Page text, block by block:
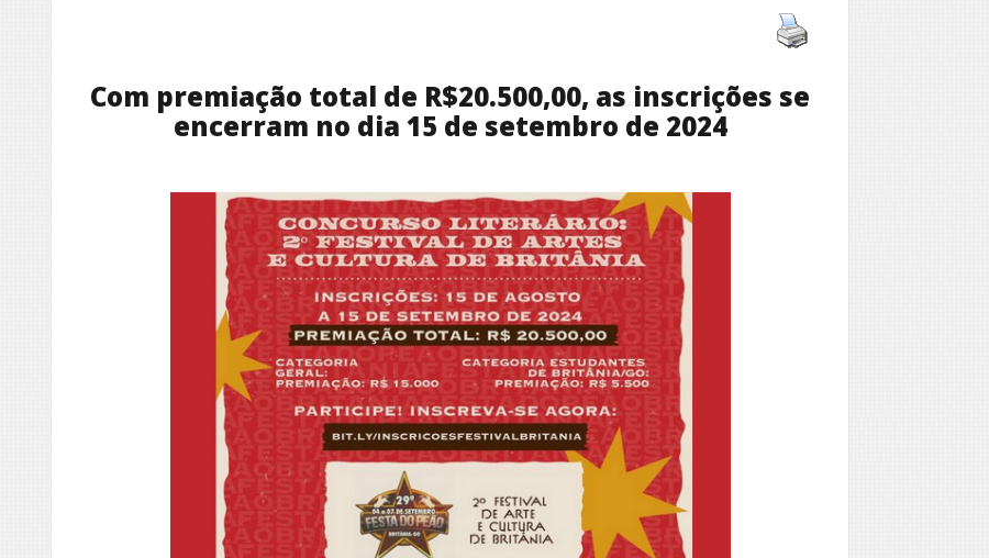
Com premiação total de R$20.500,00, as inscrições se
encerram no dia 15 de setembro de 2024